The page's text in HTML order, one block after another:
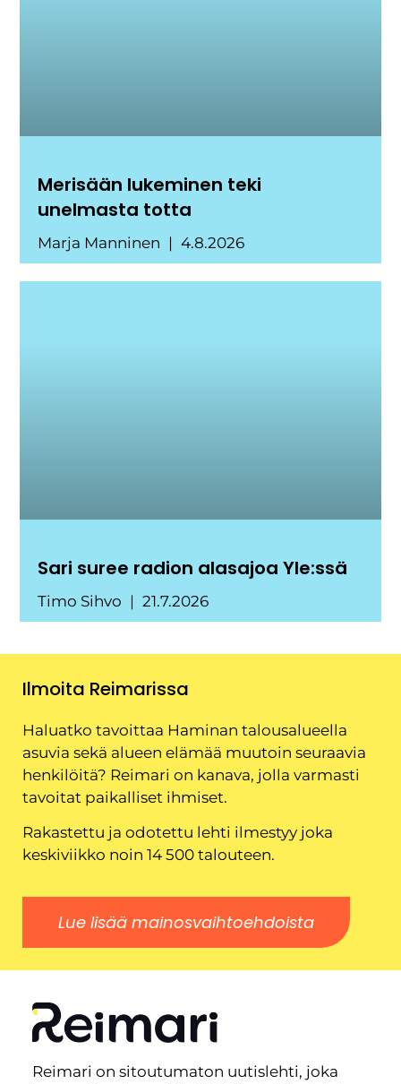
Merisään lukeminen teki
unelmasta totta
Marja Manninen 4.8.2026
Sari suree radion alasajoa Yle:ssä
Timo Sihvo 21.7.2026
Ilmoita Reimarissa
Haluatko tavoittaa Haminan talousalueella
asuvia sekä alueen elämää muutoin seuraavia
henkilöitä? Reimari on kanava, jolla varmasti
tavoitat paikalliset ihmiset.
Rakastettu ja odotettu lehti ilmestyy joka
keskiviikko noin 14 500 talouteen.
Lue lisää mainosvaihtoehdoista
Reimari on sitoutumaton uutislehti, joka